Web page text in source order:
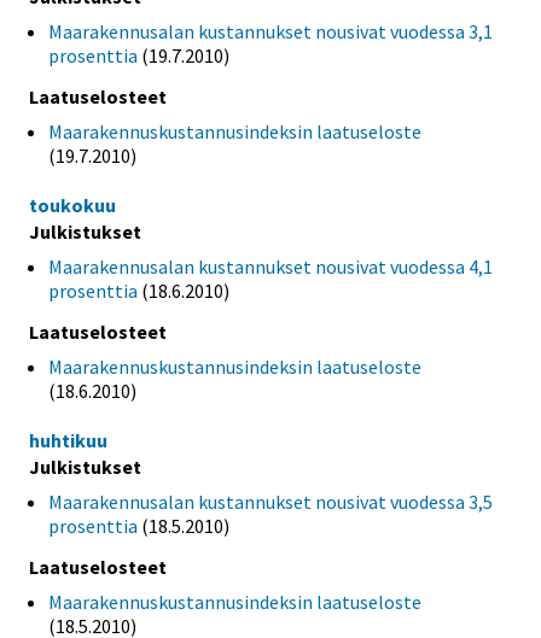
Maarakennusalan kustannukset nousivat vuodessa 3,1
prosenttia (19.7.2010)
Laatuselosteet
Maarakennuskustannusindeksin laatuseloste
(19.7.2010)
toukokuu
Julkistukset
Maarakennusalan kustannukset nousivat vuodessa 4,1
prosenttia (18.6.2010)
Laatuselosteet
Maarakennuskustannusindeksin laatuseloste
(18.6.2010)
huhtikuu
Julkistukset
Maarakennusalan kustannukset nousivat vuodessa 3,5
prosenttia (18.5.2010)
Laatuselosteet
Maarakennuskustannusindeksin laatuseloste
(18.5.2010)